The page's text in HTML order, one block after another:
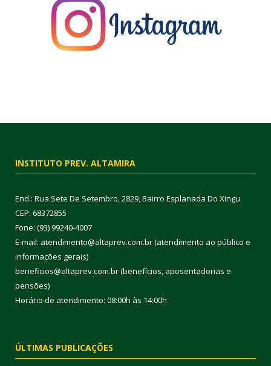
INSTITUTO PREV. ALTAMIRA
End.: Rua Sete De Setembro, 2829, Bairro Esplanada Do Xingu
CEP: 68372855
Fone: (93) 99240-4007
E-mail: atendimento@altaprev.com.br (atendimento ao público e
informações gerais)
beneficios@altaprev.com.br (benefícios, aposentadorias e
pensões)
Horário de atendimento: 08:00h às 14:00h
ÚLTIMAS PUBLICAÇÕES